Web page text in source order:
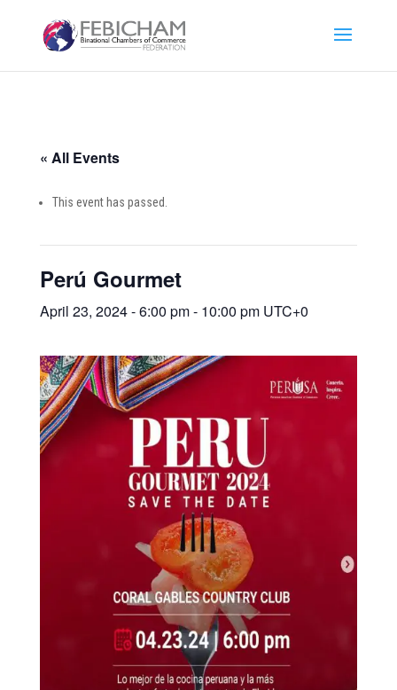
« All Events
This event has passed.
Perú Gourmet
April 23, 2024 - 6:00 pm- 10:00 pm UTC+0